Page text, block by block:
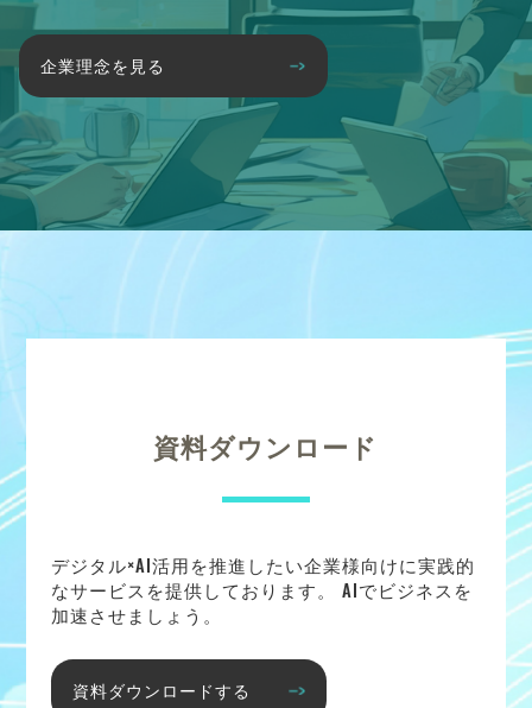
企業理念を見る
資料ダウンロード
デジタル×AI活用を推進したい企業様向けに実践的
なサービスを提供しております。 AIでビジネスを
加速させましょう。
資料ダウンロードする